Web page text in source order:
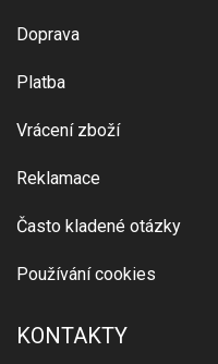
Doprava
Platba
Vrácení zboží
Reklamace
Často kladené otázky
Používání cookies
KONTAKTY